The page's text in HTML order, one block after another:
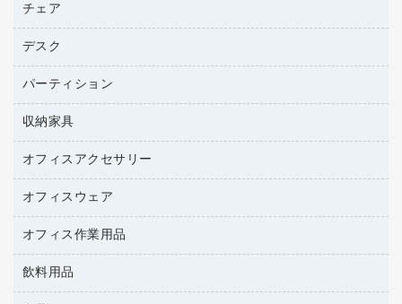
トナーカートリッジ
コピートナー
ハガキ用紙
その他コピー用紙・プリンタ用紙
コピー用紙
パソコンバッグ／収納用品
ネットワーク／ＬＡＮ機器
ネットワーク／ＬＡＮアクセサリー
セキュリティ用品
ＵＳＢハブ／ＵＳＢアクセサリー
ＯＡフィルター
ＯＡクリーナー／エアダスター
プロジェクタ
ファクシミリ
デジタルカメラ
スキャナー
コピー機
ＣＤ－ＲＷ
ＣＤ－Ｒ
メディア収納用品
プリンタ
チェア
応接イス・ベンチ
オフィスチェア
デスク
ミーティングテーブル
デスク
カウンター
パーティション
ホワイトボード・黒板
収納家具
保管庫・書庫
ロッカー・下駄箱
その他収納
オフィスアクセサリー
オフィスアクセサリー
オフィスウェア
医療・介護・ワーキングウェア
ブラウス・シャツ
アウター
オフィス作業用品
養生用品
防災用品
飲料用品